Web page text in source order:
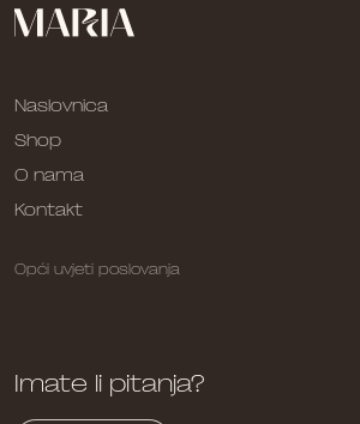
Naslovnica
Shop
O nama
Kontakt
Opći uvjeti poslovanja
Imate li pitanja?